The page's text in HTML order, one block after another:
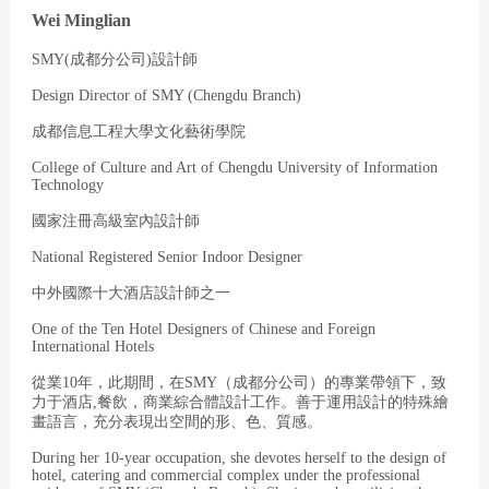
Wei Minglian
SMY(成都分公司)設計師
Design Director of SMY (ChengduBranch)
成都信息工程大學文化藝術學院
College of Culture and Art of Chengdu University of Information
Technology
國家注冊高級室內設計師
National Registered Senior Indoor Designer
中外國際十大酒店設計師之一
One of the Ten Hotel Designers of Chinese and Foreign
International Hotels
從業10年，此期間，在SMY（成都分公司）的專業帶領下，致
力于酒店,餐飲，商業綜合體設計工作。善于運用設計的特殊繪
畫語言，充分表現出空間的形、色、質感。
During her 10-year occupation, she devotes herself to the design of
hotel, catering and commercial complex under the professional